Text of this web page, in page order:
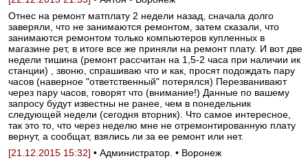
Отнес на ремонт матплату 2 недели назад, сначала долго
заверяли, что не занимаются ремонтом, затем сказали, что
занимаются ремонтом только компьютеров купленных в
магазине рет, в итоге все же приняли на ремонт плату. И вот две
недели тишина (ремонт рассчитан на 1,5-2 часа при наличии ик
станции) , звоню, спрашиваю что и как, просят подождать пару
часов (наверное "ответственный" потерялся) Перезванивают
через пару часов, говорят что (внимание!) Данные по вашему
запросу будут известны не ранее, чем в понедельник
следующей недели (сегодня вторник). Что самое интересное,
так это то, что через неделю мне не отремонтированную плату
вернут, а сообщат, взялись ли за ее ремонт или нет.
[21.12.2015 15:32] • Администратор. • Воронеж